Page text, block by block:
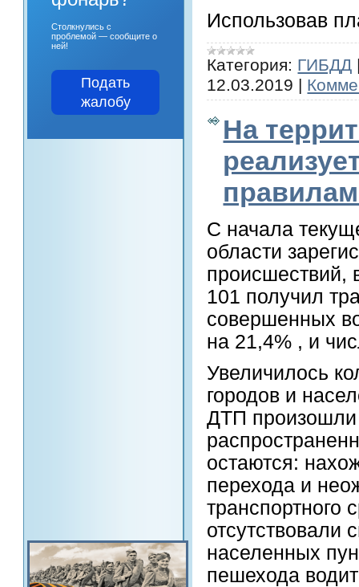
Столкнулись с
проблемой — сообщите о
ней!
Подать
жалобу
Использовав
Категория: ГИБДД
12.03.2019 |
На
С начала
области
происшествий,
101 получил
совершенных
на 21,4% , и
Увеличилось
городов и
ДТП произошли
остаются:
перехода и
транспортного
населенных
пешехода